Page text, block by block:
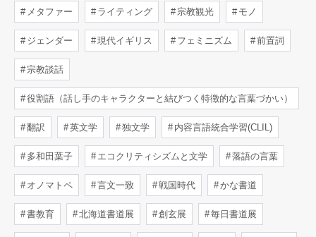
メタファー ライティング 宗教観光 モノ
ジェンダー 現代イギリス フェミニズム 前置詞
宗教談話
役割語（話し手のキャラクターと結びつく特徴的な言葉づかい）
翻訳 英文学 独文学 内容言語統合学習(CLIL)
多和田葉子 エコクリティシズムと文学 落語の言葉
オノマトペ 言文一致 戦国時代 かな書道
書教育 北海道書道展 創玄展 毎日書道展